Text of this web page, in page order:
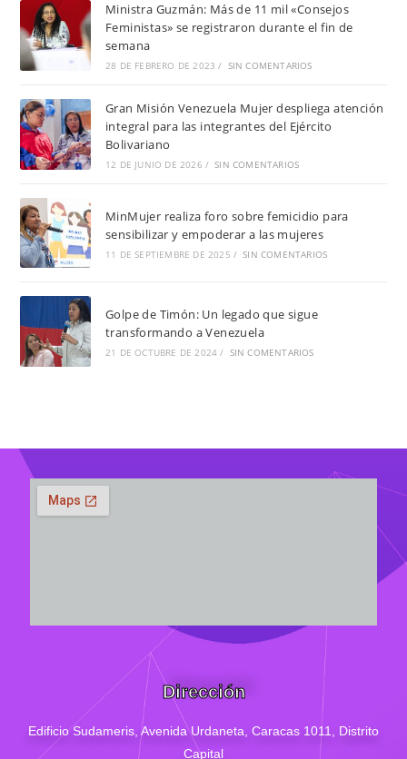
Ministra Guzmán: Más de 11 mil «Consejos
Feministas» se registraron durante el fin de
semana
28 DE FEBRERO DE 2023 / SIN COMENTARIOS
Gran Misión Venezuela Mujer despliega atención
integral para las integrantes del Ejército
Bolivariano
12 DE JUNIO DE 2026 / SIN COMENTARIOS
MinMujer realiza foro sobre femicidio para
sensibilizar y empoderar a las mujeres
11 DE SEPTIEMBRE DE 2025 / SIN COMENTARIOS
Golpe de Timón: Un legado que sigue
transformando a Venezuela
21 DE OCTUBRE DE 2024 / SIN COMENTARIOS
Dirección
Edificio Sudameris, Avenida Urdaneta, Caracas 1011, Distrito
Capital